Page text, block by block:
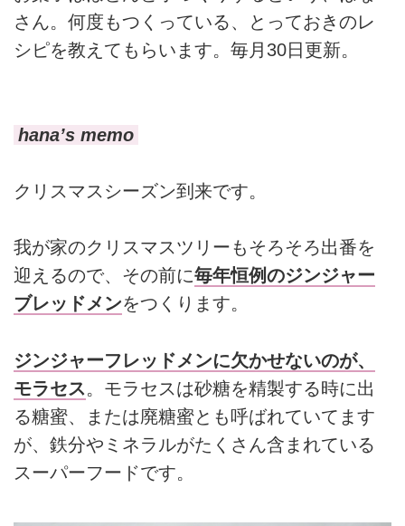
さん。何度もつくっている、とっておきのレ
シピを教えてもらいます。毎月30日更新。
hana’s memo
クリスマスシーズン到来です。
我が家のクリスマスツリーもそろそろ出番を
迎えるので、その前に毎年恒例のジンジャー
ブレッドメンをつくります。
ジンジャーフレッドメンに欠かせないのが、
モラセス。モラセスは砂糖を精製する時に出
る糖蜜、または廃糖蜜とも呼ばれていてます
が、鉄分やミネラルがたくさん含まれている
スーパーフードです。